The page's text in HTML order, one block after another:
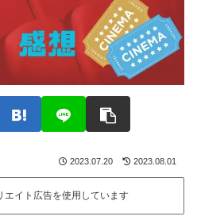
2023.07.20 2023.08.01
エイト広告を使用しています